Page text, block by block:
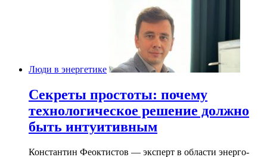
Люди в энергетике
Секреты простоты: почему
технологическое решение должно
быть интуитивным
Константин Феоктистов — эксперт в области энерго-